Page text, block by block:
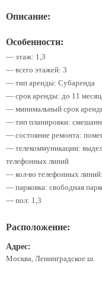
Описание:
Особенности:
— этаж: 1,3
— всего этажей: 3
— тип аренды: Субаренда
— срок аренды: до 11
— минимальный срок
— тип планировки:
— состояние ремонта:
— телекоммуникации:
телефонных линий
— кол-во телефонных
— парковка: свободная
— пол: 1,3
Расположение:
Адрес:
Москва, Ленинградское ш.